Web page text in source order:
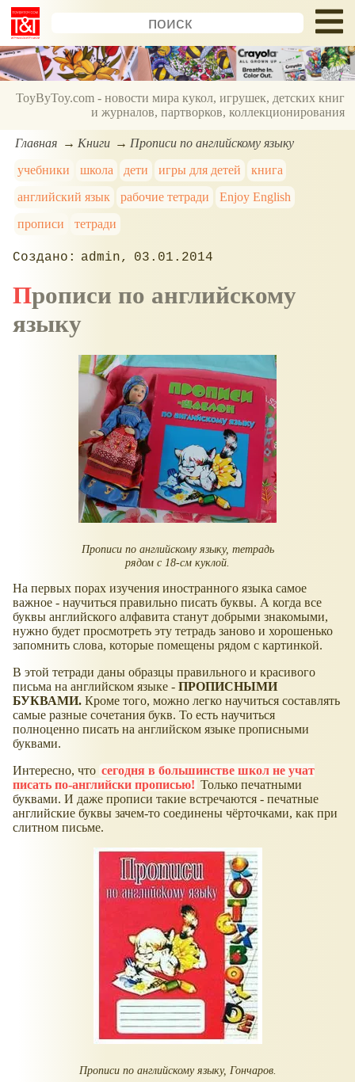
ToyByToy.com - новости мира кукол, игрушек, детских книг
и журналов, партворков, коллекционирования
Главная Книги
Прописи по английскому языку
учебники
школа дети игры для детей
книга
английский язык
рабочие тетради
Enjoy English
прописи
тетради
admin 03.01.2014
Прописи по английскому
языку
Прописи по английскому языку, тетрадь
рядом с 18-см куклой.
На первых порах изучения иностранного языка самое
важное - научиться правильно писать буквы. А когда все
буквы английского алфавита станут добрыми знакомыми,
нужно будет просмотреть эту тетрадь заново и хорошенько
запомнить слова, которые помещены рядом с картинкой.
В этой тетради даны образцы правильного и красивого
письма на английском языке - ПРОПИСНЫМИ
БУКВАМИ. Кроме того, можно легко научиться составлять
самые разные сочетания букв. То есть научиться
полноценно писать на английском языке прописными
буквами.
Интересно, что сегодня в большинстве школ не учат
писать по-английски прописью! Только печатными
буквами. И даже прописи такие встречаются - печатные
английские буквы зачем-то соединены чёрточками, как при
слитном письме.
Прописи по английскому языку, Гончаров.